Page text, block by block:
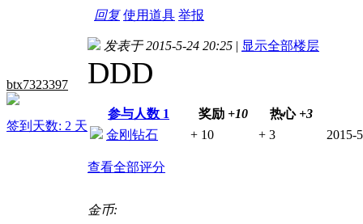
回复 使用道具 举报
btx7323397
签到天数: 2 天
发表于 2015-5-24 20:25 | 显示全部楼层
DDD
参与人数 1 奖励 +10 热心 +3
金刚钻石
+ 10 + 3 2015-
查看全部评分
金币: